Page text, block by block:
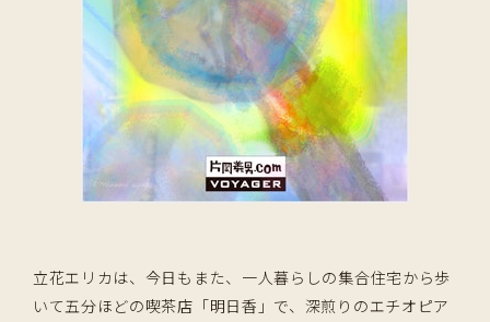
立花エリカは、今日もまた、一人暮らしの集合住宅から歩
いて五分ほどの喫茶店「明日香」で、深煎りのエチオピア